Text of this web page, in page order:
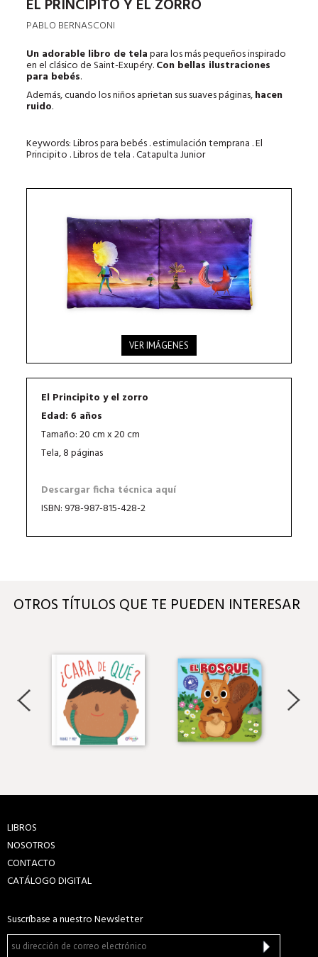
EL PRINCIPITO Y EL ZORRO
PABLO BERNASCONI
Un adorable libro de telapara los más pequeños inspirado
en el clásico de Saint-Exupéry.Con bellas ilustraciones
para bebés.
Además, cuando los niños aprietan sus suaves páginas,hacen
ruido.
Keywords: Libros para bebés . estimulación temprana . El
Principito . Libros de tela . Catapulta Junior
VER IMÁGENES
El Principito y el zorro
Edad: 6 años
Tamaño: 20 cm x 20 cm
Tela, 8 páginas
Descargar ficha técnica aquí
ISBN: 978-987-815-428-2
OTROS TÍTULOS QUE TE PUEDEN INTERESAR
LIBROS
NOSOTROS
CONTACTO
CATÁLOGO DIGITAL
Suscríbase a nuestro Newsletter